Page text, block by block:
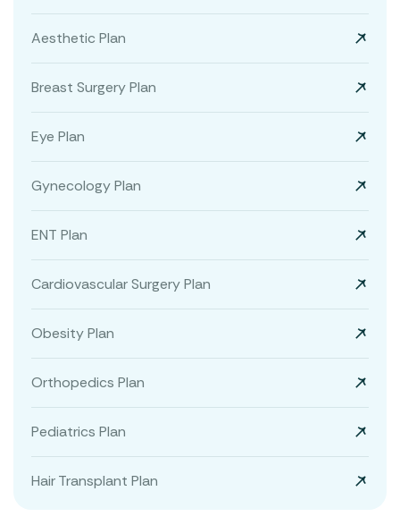
Aesthetic Plan
Breast Surgery Plan
Eye Plan
Gynecology Plan
ENT Plan
Cardiovascular Surgery Plan
Obesity Plan
Orthopedics Plan
Pediatrics Plan
Hair Transplant Plan